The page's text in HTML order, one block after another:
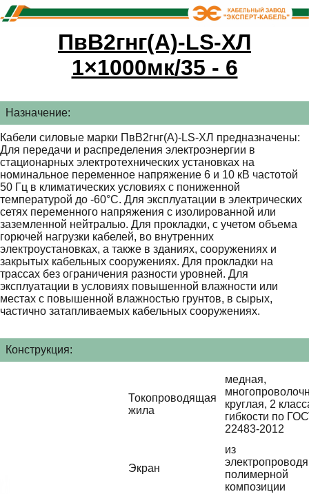
ПвВ2гнг(А)-LS-ХЛ
1×1000мк/35 - 6
Назначение:
Кабели силовые марки ПвВ2гнг(А)-LS-ХЛ предназначены:
Для передачи и распределения электроэнергии в
стационарных электротехнических установках на
номинальное переменное напряжение 6 и 10 кВ частотой
50 Гц в климатических условиях с пониженной
температурой до -60°С. Для эксплуатации в электрических
сетях переменного напряжения с изолированной или
заземленной нейтралью. Для прокладки, с учетом объема
горючей нагрузки кабелей, во внутренних
электроустановках, а также в зданиях, сооружениях и
закрытых кабельных сооружениях. Для прокладки на
трассах без ограничения разности уровней. Для
эксплуатации в условиях повышенной влажности или
местах с повышенной влажностью грунтов, в сырых,
частично затапливаемых кабельных сооружениях.
Конструкция:
Токопроводящая
жила
медная,
круглая, 2
гибкости по
22483-2012
Экран
из
полимерной
композиции